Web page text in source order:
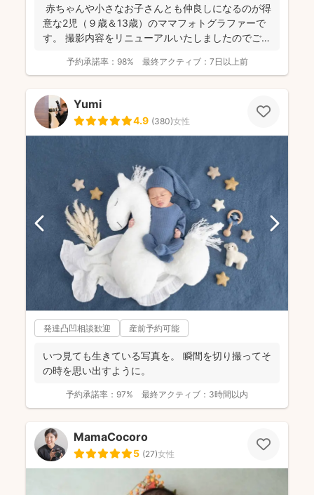
赤ちゃんや小さなお子さんとも仲良しになるのが得
意な2児（９歳＆13歳）のママフォトグラファーで
す。 撮影内容をリニューアルいたしましたのでご案
予約承諾率： 98% 最終アクティブ： 7日以上前
Yumi
4.9 (380)女性
発達凸凹相談歓迎 産前予約可能
いつ見ても生きている写真を。 瞬間を切り撮ってそ
の時を思い出すように。
予約承諾率： 97% 最終アクティブ： 3時間以内
MamaCocoro
5 (27)女性